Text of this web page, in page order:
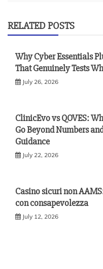
RELATED POSTS
Why Cyber Essentials
That Genuinely Tests
July 26, 2026
ClinicEvo vs QOVES:
Go Beyond Numbers
Guidance
July 22, 2026
Casino sicuri non
con consapevolezza
July 12, 2026